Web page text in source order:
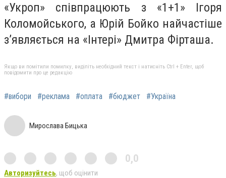
«Укроп» співпрацюють з «1+1» Ігоря
Коломойського, а Юрій Бойко найчастіше
з’являється на «Інтері» Дмитра Фірташа.
Якщо ви помітили помилку, виділіть необхідний текст і натисніть Ctrl + Enter, щоб
повідомити про це редакцію
#вибори #реклама #оплата #бюджет #Україна
Мирослава Бицька
0,0
Авторизуйтесь, щоб оцінити